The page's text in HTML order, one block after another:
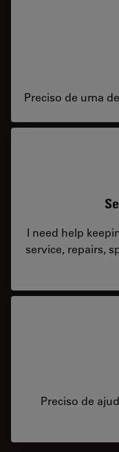
Preciso de uma
I need help
service, repairs,
Preciso de